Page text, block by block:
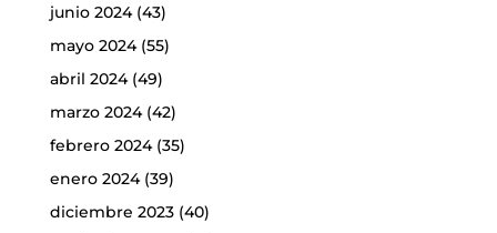
junio 2024(43)
mayo 2024(55)
abril 2024(49)
marzo 2024(42)
febrero 2024(35)
enero 2024(39)
diciembre 2023(40)